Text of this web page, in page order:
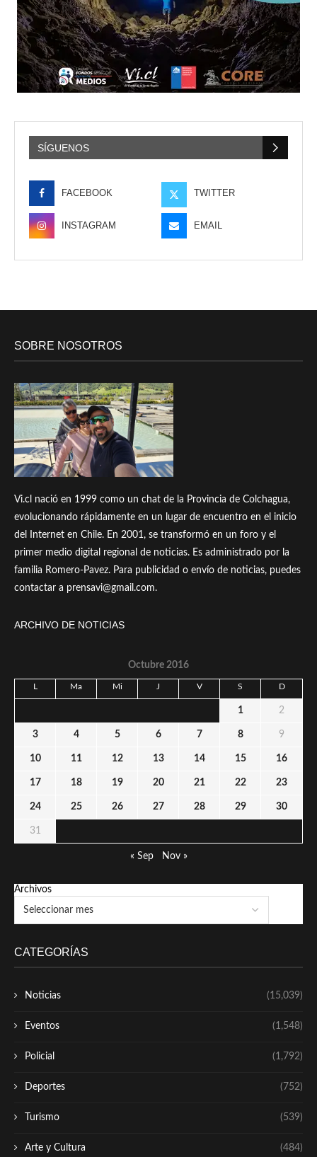
SÍGUENOS
FACEBOOK TWITTER
INSTAGRAM EMAIL
SOBRE NOSOTROS
Vi.cl nació en 1999 como un chat de la Provincia de Colchagua,
evolucionando rápidamente en un lugar de encuentro en el inicio
del Internet en Chile. En 2001, se transformó en un foro y el
primer medio digital regional de noticias. Es administrado por la
familia Romero-Pavez. Para publicidad o envío de noticias, puedes
contactar a prensavi@gmail.com.
ARCHIVO DE NOTICIAS
Octubre 2016
L Ma Mi J V S D
1 2
3 4 5 6 7 8 9
10 11 12 13 14 15 16
17 18 19 20 21 22 23
24 25 26 27 28 29 30
31
« Sep Nov »
Archivos
CATEGORÍAS
Noticias (15,039)
Eventos (1,548)
Policial (1,792)
Deportes (752)
Turismo (539)
Arte y Cultura (484)